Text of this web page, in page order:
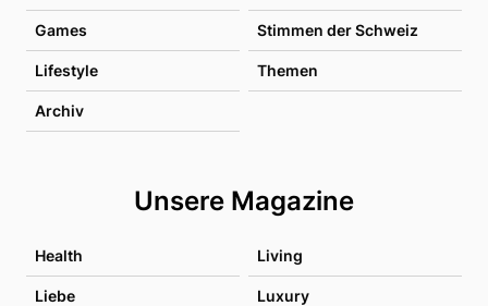
Games Stimmen der Schweiz
Lifestyle Themen
Archiv
Unsere Magazine
Health Living
Liebe Luxury